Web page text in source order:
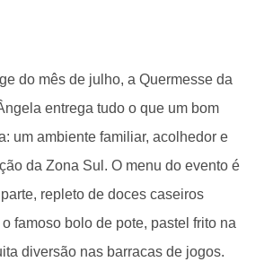
do mês de julho, a Quermesse da
entrega tudo o que um bom
um ambiente familiar, acolhedor e
da Zona Sul. O menu do evento é
repleto de doces caseiros
famoso bolo de pote, pastel frito na
diversão nas barracas de jogos.